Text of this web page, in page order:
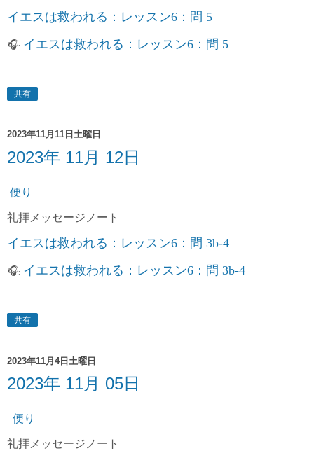
イエスは救われる：レッスン6：問 5
🎧: イエスは救われる：レッスン6：問 5
共有
2023年11月11日土曜日
2023年 11月 12日
便り
礼拝 メッセージノート
イエスは救われる：レッスン6：問 3b-4
🎧: イエスは救われる：レッスン6：問 3b-4
共有
2023年11月4日土曜日
2023年 11月 05日
便り
礼拝 メッセージノート